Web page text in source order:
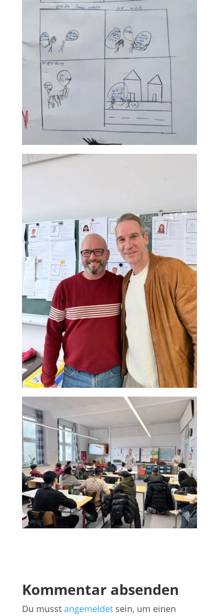
Kommentar absenden
Du musst angemeldetsein, um einen